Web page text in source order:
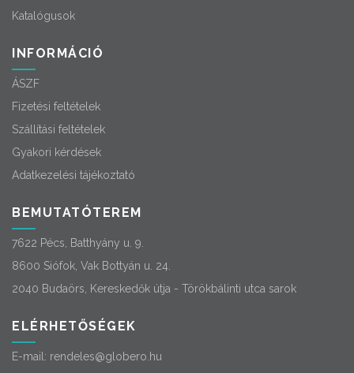
Katalógusok
INFORMÁCIÓ
ÁSZF
Fizetési feltételek
Szállítási feltételek
Gyakori kérdések
Adatkezelési tájékoztató
BEMUTATÓTEREM
7622 Pécs, Batthyány u. 9.
8600 Siófok, Vak Bottyán u. 24.
2040 Budaörs, Kereskedők útja - Törökbálinti utca sarok
ELÉRHETŐSÉGEK
E-mail: rendeles@globero.hu